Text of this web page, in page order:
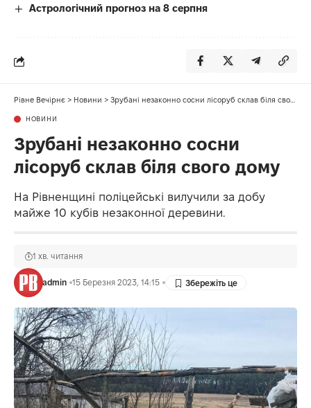
Астрологічний прогноз на 8 серпня
Рівне Вечірнє > Новини > Зрубані незаконно сосни лісоруб склав біля свого дому
НОВИНИ
Зрубані незаконно сосни
лісоруб склав біля свого дому
На Рівненщині поліцейські вилучили за добу
майже 10 кубів незаконної деревини.
admin 15 Березня 2023, 14:15
1 хв. читання